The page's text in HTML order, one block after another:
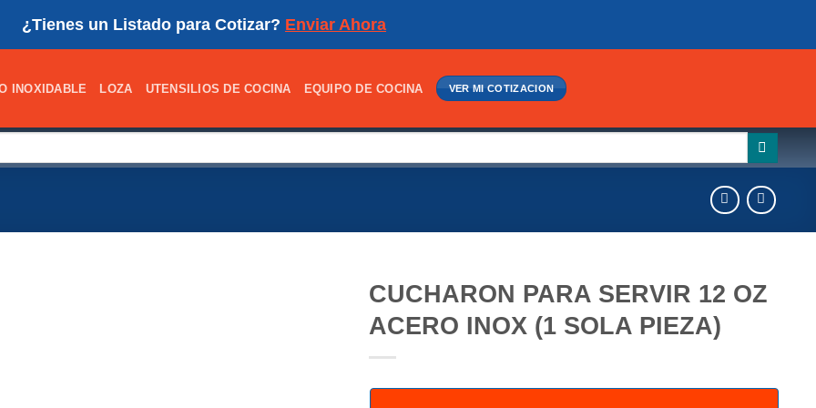
¿Tienes un Listado para Cotizar? Enviar Ahora
INOXIDABLE LOZA UTENSILIOS DE COCINA EQUIPO DE COCINA VER MI COTIZACION
CUCHARON PARA SERVIR 12 OZ
ACERO INOX (1 SOLA PIEZA)